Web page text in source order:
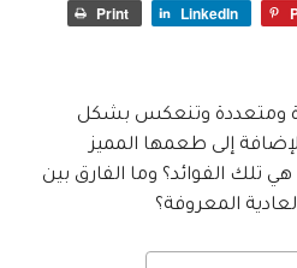
LinkedIn
Print
ومتعددة وتنعكس بشكل
إلى طعمها المميز
تلك الفوائد؟ وما الفارق بين
المعروفة؟